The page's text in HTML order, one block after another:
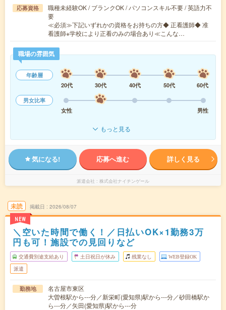
応募資格
職種未経験OK / ブランクOK / パソコンスキル不要 / 英語力不
要
≪必須≫下記いずれかの資格をお持ちの方◆ 正看護師◆ 准
看護師※学校により正看のみの場合あり≪こんな…
職場の雰囲気
年齢層
20代
30代 40代 50代
60代
男女比率
女性
男性
もっと見る
気になる! 応募へ進む 詳しく見る
派遣会社 株式会社ナイチンゲール
未読
NEW
掲載日 2026/08/07
＼空いた時間で働く！／日払いOK×1勤務3万
円も可！施設での見回りなど
交通費別途支給あり 土日祝日が休み 残業なし WEB登録OK
派遣
勤務地
名古屋市東区
大曽根駅から---分／新栄町(愛知県)駅から---分／砂田橋駅か
ら---分／矢田(愛知県)駅から---分